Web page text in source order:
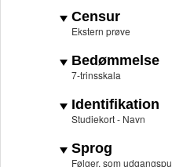
Censur
Ekstern prøve
Bedømmelse
7-trinsskala
Identifikation
Studiekort - Navn
Sprog
Følger, som